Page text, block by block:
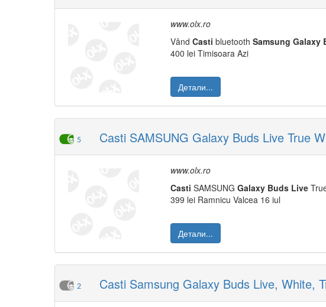
www.olx.ro
Vând Casti bluetooth Samsung Galaxy
400 lei Timisoara Azi
Детали...
5 Casti SAMSUNG Galaxy Buds Live True
www.olx.ro
Casti SAMSUNG Galaxy Buds Live
399 lei Ramnicu Valcea 16 iul
Детали...
2 Casti Samsung Galaxy Buds Live, White,